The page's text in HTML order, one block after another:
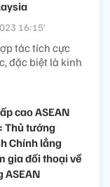
16:15’
tác tích cực
đặc biệt là kinh
cao ASEAN
Thủ tướng
Chính lắng
gia đối thoại về
ASEAN